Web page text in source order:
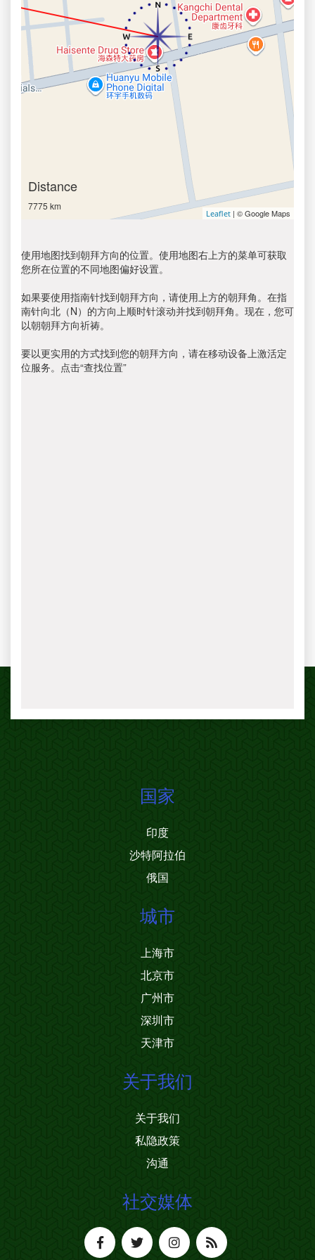
Distance
7775 km
Leaflet | © Google Maps
使用地图找到朝拜方向的位置。使用地图右上方的菜单可获取
您所在位置的不同地图偏好设置。
如果要使用指南针找到朝拜方向，请使用上方的朝拜角。在指
南针向北（N）的方向上顺时针滚动并找到朝拜角。现在，您可
以朝朝拜方向祈祷。
要以更实用的方式找到您的朝拜方向，请在移动设备上激活定
位服务。点击“查找位置”
国家
印度
沙特阿拉伯
俄国
城市
上海市
北京市
广州市
深圳市
天津市
关于我们
关于我们
私隐政策
沟通
社交媒体